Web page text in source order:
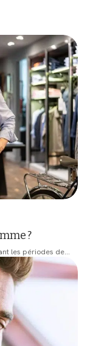
?
les périodes de…